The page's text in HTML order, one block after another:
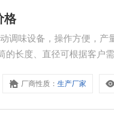
格
调味设备，操作方便，
的长度、直径可根据客户
厂商性质：生产厂家